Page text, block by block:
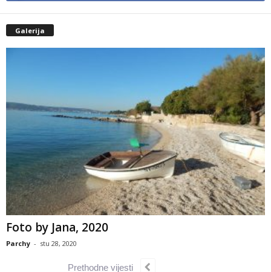
Galerija
Foto by Jana, 2020
Parchy - stu 28, 2020
Prethodne vijesti